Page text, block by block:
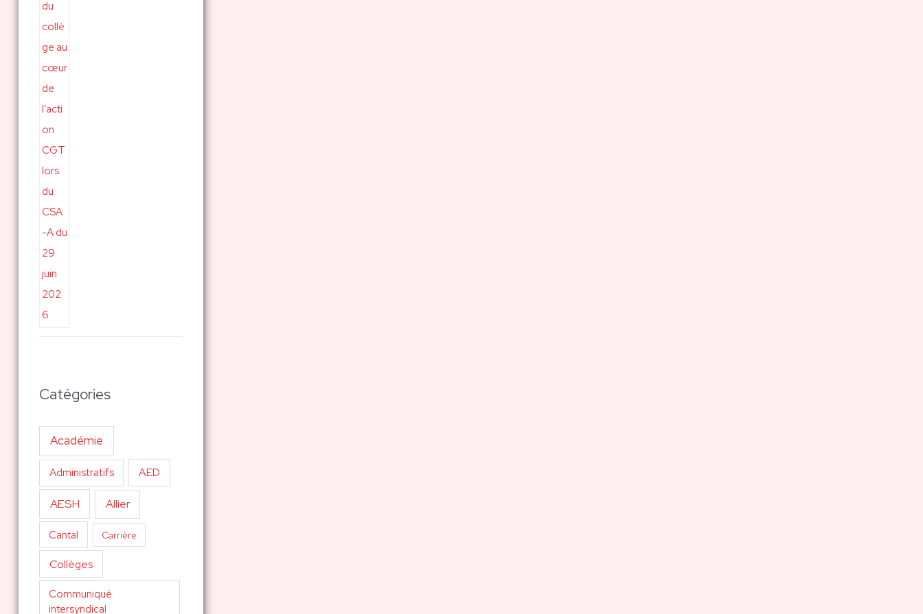
Catégories
Académie
Administratifs AED
AESH Allier
Cantal Carrière
Collèges
Communiqué
intersyndical